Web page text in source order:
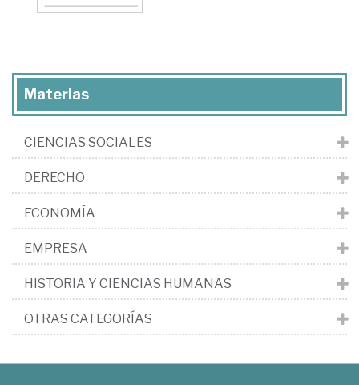
Materias
CIENCIAS SOCIALES
DERECHO
ECONOMÍA
EMPRESA
HISTORIA Y CIENCIAS HUMANAS
OTRAS CATEGORÍAS